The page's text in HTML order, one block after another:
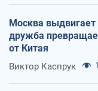
Москва выдвигает
дружба
от Китая
Виктор Каспрук